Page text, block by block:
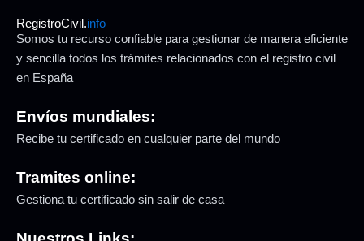
RegistroCivil.info
Somos tu recurso confiable para gestionar de manera eficiente
y sencilla todos los trámites relacionados con el registro civil
en España
Envíos mundiales:
Recibe tu certificado en cualquier parte del mundo
Tramites online:
Gestiona tu certificado sin salir de casa